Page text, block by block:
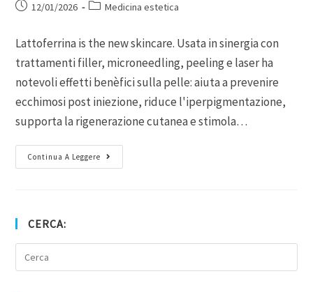
12/01/2026 Medicina estetica
Lattoferrina is the new skincare. Usata in sinergia con
trattamenti filler, microneedling, peeling e laser ha
notevoli effetti benèfici sulla pelle: aiuta a prevenire
ecchimosi post iniezione, riduce l'iperpigmentazione,
supporta la rigenerazione cutanea e stimola…
Continua A Leggere
CERCA: